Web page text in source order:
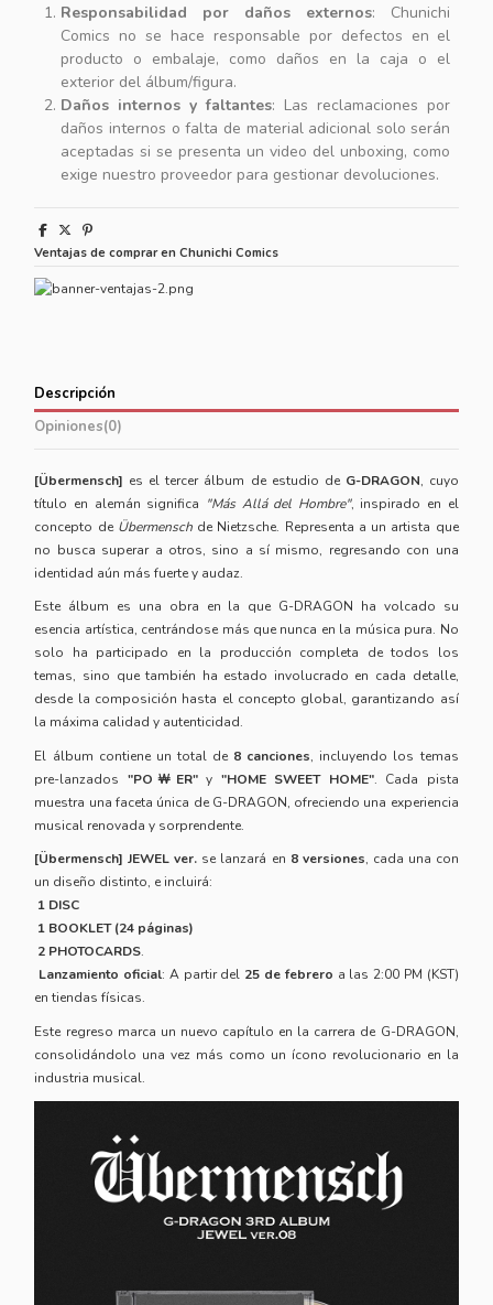
Responsabilidad por daños externos: Chunichi
Comics no se hace responsable por defectos en el
producto o embalaje, como daños en la caja o el
exterior del álbum/figura.
Daños internos y faltantes: Las reclamaciones por
daños internos o falta de material adicional solo serán
aceptadas si se presenta un video del unboxing, como
exige nuestro proveedor para gestionar devoluciones.
Ventajas de comprar en Chunichi Comics
Descripción
Opiniones(0)
[Übermensch] es el tercer álbum de estudio de G-DRAGON, cuyo
título en alemán significa "Más Allá del Hombre", inspirado en el
concepto de Übermenschde Nietzsche. Representa a un artista que
no busca superar a otros, sino a sí mismo, regresando con una
identidad aún más fuerte y audaz.
Este álbum es una obra en la que G-DRAGON ha volcado su
esencia artística, centrándose más que nunca en la música pura. No
solo ha participado en la producción completa de todos los
temas, sino que también ha estado involucrado en cada detalle,
desde la composición hasta el concepto global, garantizando así
la máxima calidad y autenticidad.
El álbum contiene un total de 8 canciones, incluyendo los temas
pre-lanzados "PO￦ER"y "HOME SWEET HOME". Cada pista
muestra una faceta única de G-DRAGON, ofreciendo una experiencia
musical renovada y sorprendente.
[Übermensch] JEWEL ver. se lanzará en 8 versiones, cada una con
un diseño distinto, e incluirá:
1 DISC
1 BOOKLET (24 páginas)
2 PHOTOCARDS.
Lanzamiento oficial: A partir del 25 de febrero a las 2:00 PM (KST)
en tiendas físicas.
Este regreso marca un nuevo capítulo en la carrera de G-DRAGON,
consolidándolo una vez más como un ícono revolucionario en la
industria musical.